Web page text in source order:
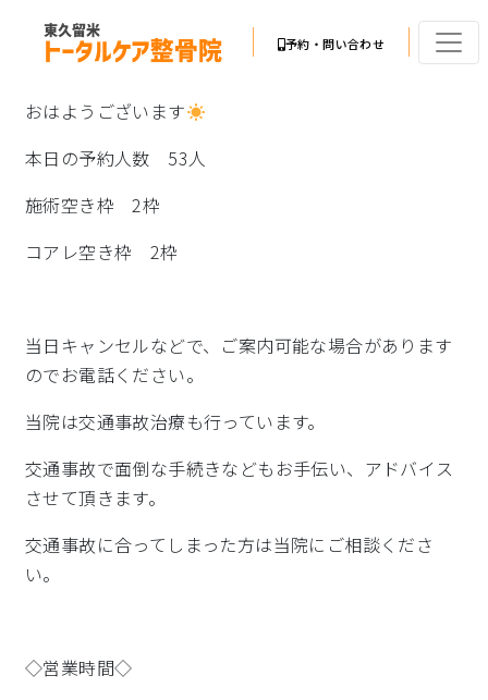
予約・問い合わせ
おはようございます
本日の予約人数 53人
施術空き枠 2枠
コアレ空き枠 2枠
当日キャンセルなどで、ご案内可能な場合があります
のでお電話ください。
当院は交通事故治療も行っています。
交通事故で面倒な手続きなどもお手伝い、アドバイス
させて頂きます。
交通事故に合ってしまった方は当院にご相談くださ
い。
◇営業時間◇